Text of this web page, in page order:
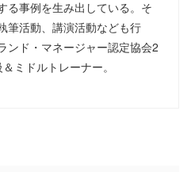
る事例を生み出している。そ
筆活動、講演活動なども行
ンド・マネージャー認定協会2
ミドルトレーナー。